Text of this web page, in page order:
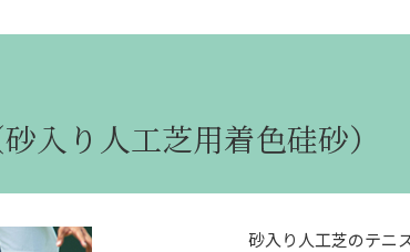
入り人工芝用着色硅砂）
砂入り人工芝のテニ